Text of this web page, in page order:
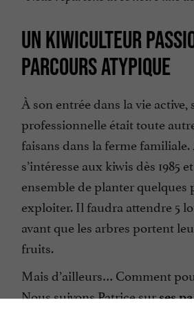
UN KIWICULTEUR
PARCOURS ATYPIQUE
À son entrée dans la vie
professionnelle était toute
faisans dans la ferme familiale.
s’intéresse aux kiwis dès 1985
ensemble de planter quelques
exploiter. Il faudra attendre 5
avant que les arbres portent
fruits.
Mais d’ailleurs… Comment
Nous suivons Patrice surses